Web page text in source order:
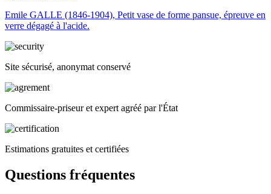
Emile GALLE (1846-1904), Petit vase de forme pansue, épreuve en
verre dégagé à l'acide.
Site sécurisé, anonymat conservé
Commissaire-priseur et expert agréé par l'État
Estimations gratuites et certifiées
Questions fréquentes